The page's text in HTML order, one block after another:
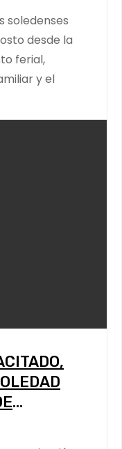
soledenses
desde la
ferial,
y el